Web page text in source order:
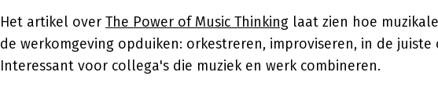
Het artikel over The Power of Music Thinking laat zien hoe
de werkomgeving opduiken: orkestreren, improviseren, in de juiste
Interessant voor collega's die muziek en werk combineren.